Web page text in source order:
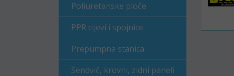
Poliuretanske ploče
PPR cijevi i spojnice
Prepumpna stanica
Sendvič, krovni, zidni paneli